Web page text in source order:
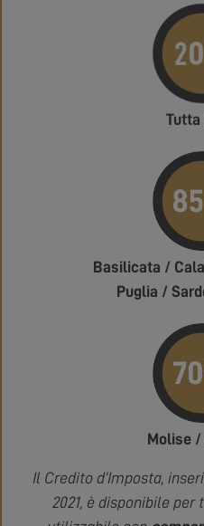
Basilicata /
Puglia /
Molise /
Il Credito d’Imposta,
2021, è disponibile